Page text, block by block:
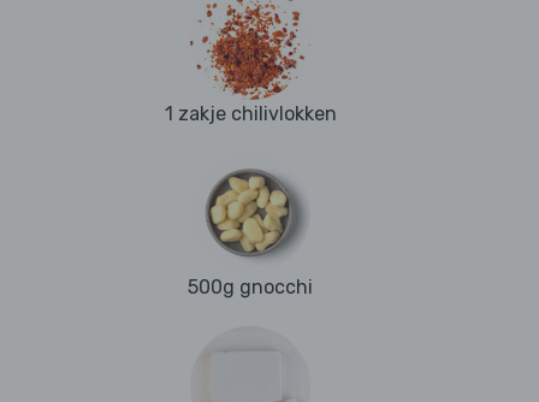
1 zakje chilivlokken
500g gnocchi